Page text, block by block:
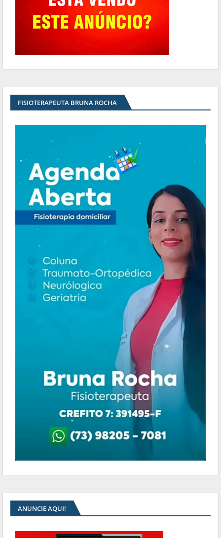
FISIOTERAPEUTA BRUNA ROCHA
ANUNCIE AQUI!